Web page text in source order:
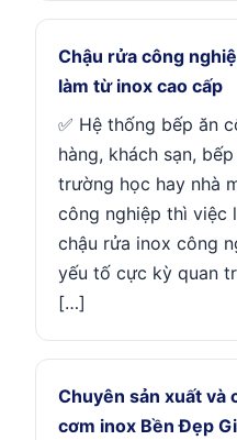
Chậu rửa công
làm từ inox cao cấp
✅ Hệ thống bếp ăn
hàng, khách sạn,
trường học hay nhà
công nghiệp thì việc
chậu rửa inox công
yếu tố cực kỳ quan
[…]
Chuyên sản xuất và
cơm inox Bền Đẹp